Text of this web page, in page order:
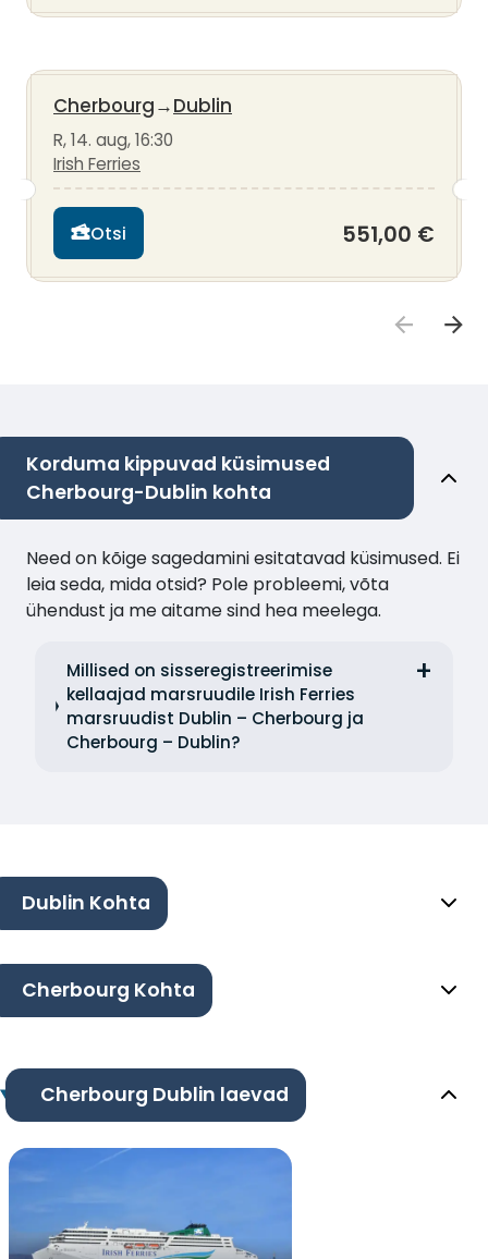
Cherbourg→Dublin
R, 14. aug, 16:30
Irish Ferries
Otsi 551,00 €
Korduma kippuvad küsimused
Cherbourg-Dublin kohta
Need on kõige sagedamini esitatavad küsimused. Ei
leia seda, mida otsid? Pole probleemi, võta
ühendust ja me aitame sind hea meelega.
Millised on sisseregistreerimise
kellaajad marsruudile Irish Ferries
marsruudist Dublin – Cherbourg ja
Cherbourg – Dublin?
Dublin Kohta
Cherbourg Kohta
Cherbourg Dublin laevad